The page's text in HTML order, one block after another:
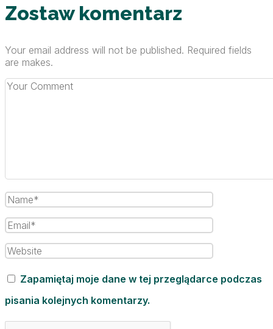
Zostaw komentarz
Your email address will not be published. Required fields
are makes.
Zapamiętaj moje dane w tej przeglądarce podczas
pisania kolejnych komentarzy.